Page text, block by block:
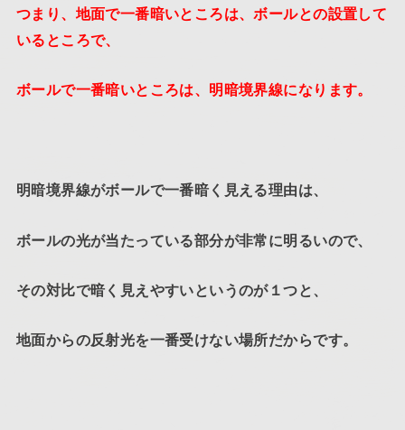
つまり、地面で一番暗いところは、ボールとの設置して
いるところで、
ボールで一番暗いところは、明暗境界線になります。
明暗境界線がボールで一番暗く見える理由は、
ボールの光が当たっている部分が非常に明るいので、
その対比で暗く見えやすいというのが１つと、
地面からの反射光を一番受けない場所だからです。